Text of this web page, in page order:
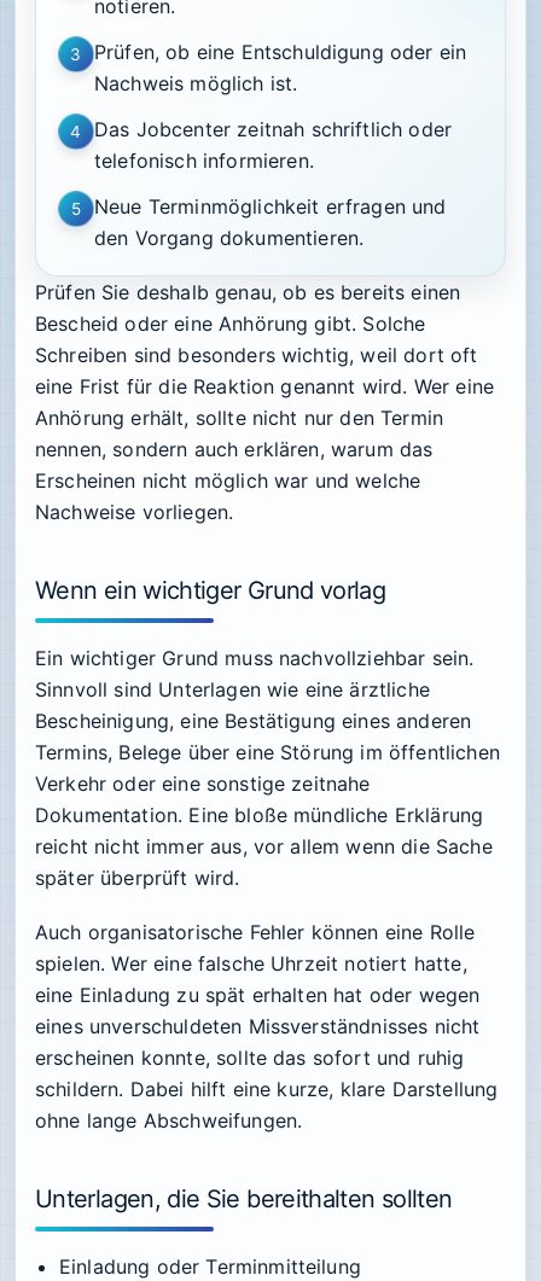
notieren.
3
Prüfen, ob eine Entschuldigung oder ein
Nachweis möglich ist.
4
Das Jobcenter zeitnah schriftlich oder
telefonisch informieren.
5
Neue Terminmöglichkeit erfragen und
den Vorgang dokumentieren.
Prüfen Sie deshalb genau, ob es bereits einen
Bescheid oder eine Anhörung gibt. Solche
Schreiben sind besonders wichtig, weil dort oft
eine Frist für die Reaktion genannt wird. Wer eine
Anhörung erhält, sollte nicht nur den Termin
nennen, sondern auch erklären, warum das
Erscheinen nicht möglich war und welche
Nachweise vorliegen.
Wenn ein wichtiger Grund vorlag
Ein wichtiger Grund muss nachvollziehbar sein.
Sinnvoll sind Unterlagen wie eine ärztliche
Bescheinigung, eine Bestätigung eines anderen
Termins, Belege über eine Störung im öffentlichen
Verkehr oder eine sonstige zeitnahe
Dokumentation. Eine bloße mündliche Erklärung
reicht nicht immer aus, vor allem wenn die Sache
später überprüft wird.
Auch organisatorische Fehler können eine Rolle
spielen. Wer eine falsche Uhrzeit notiert hatte,
eine Einladung zu spät erhalten hat oder wegen
eines unverschuldeten Missverständnisses nicht
erscheinen konnte, sollte das sofort und ruhig
schildern. Dabei hilft eine kurze, klare Darstellung
ohne lange Abschweifungen.
Unterlagen, die Sie bereithalten sollten
Einladung oder Terminmitteilung